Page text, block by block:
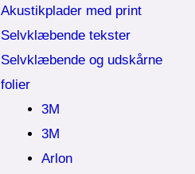
Akustikplader med print
Selvklæbende tekster
Selvklæbende og udskårne
folier
3M
3M
Arlon